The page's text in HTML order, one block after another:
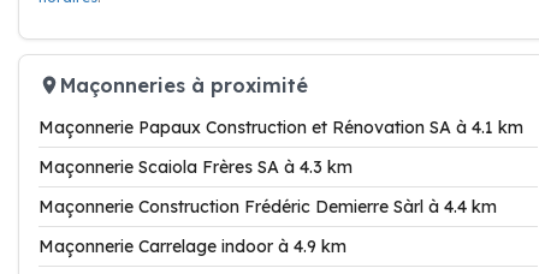
Maçonneries à proximité
Maçonnerie Papaux Construction et Rénovation SA à 4.1 km
Maçonnerie Scaiola Frères SA à 4.3 km
Maçonnerie Construction Frédéric Demierre Sàrl à 4.4 km
Maçonnerie Carrelage indoor à 4.9 km